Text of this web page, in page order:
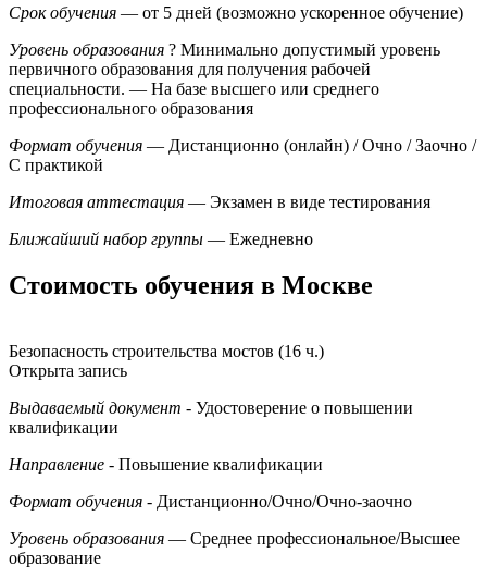
Срок обучения — от 5 дней (возможно ускоренное обучение)
Уровень образования ? Минимально допустимый уровень
первичного образования для получения рабочей
специальности. — На базе высшего или среднего
профессионального образования
Формат обучения — Дистанционно (онлайн) / Очно / Заочно /
С практикой
Итоговая аттестация — Экзамен в виде тестирования
Ближайший набор группы — Ежедневно
Стоимость обучения в Москве
Безопасность строительства мостов (16 ч.)
Открыта запись
Выдаваемый документ - Удостоверение о повышении
квалификации
Направление - Повышение квалификации
Формат обучения - Дистанционно/Очно/Очно-заочно
Уровень образования — Среднее профессиональное/Высшее
образование